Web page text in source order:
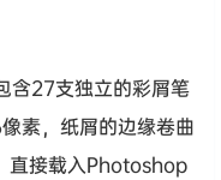
含27支独立的彩屑笔
素，纸屑的边缘卷曲
直接载入Photoshop